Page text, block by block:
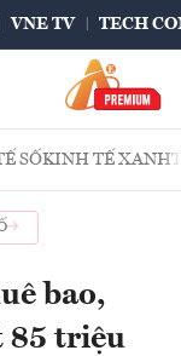
VNE TV TECH
SỐKINH TẾ XANH
bao,
85 triệu